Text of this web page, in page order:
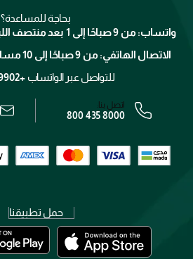
الإرجاع
برنامج الولاء ميوز
الوظائف
الشروط و الأحكام
رقم السجل التجاري: 7013320481 — صادر من وزارة التجارة
بحاجة للمساعدة؟
واتساب: من 9 صباحًا إلى 1 بعد منتصف الليل (من الإثنين إلى الأحد)
الاتصال الهاتفي: من 9 صباحًا إلى 10 مساءً (من الإثنين إلى الأحد)
للتواصل عبر الواتساب +971563299902
اتصل بنا:
800 435 8000
حمل تطبيقنا